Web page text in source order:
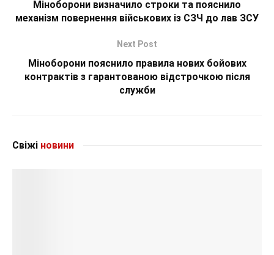
Міноборони визначило строки та пояснило
механізм повернення військових із СЗЧ до лав ЗСУ
Next Post
Міноборони пояснило правила нових бойових
контрактів з гарантованою відстрочкою після
служби
Свіжі новини